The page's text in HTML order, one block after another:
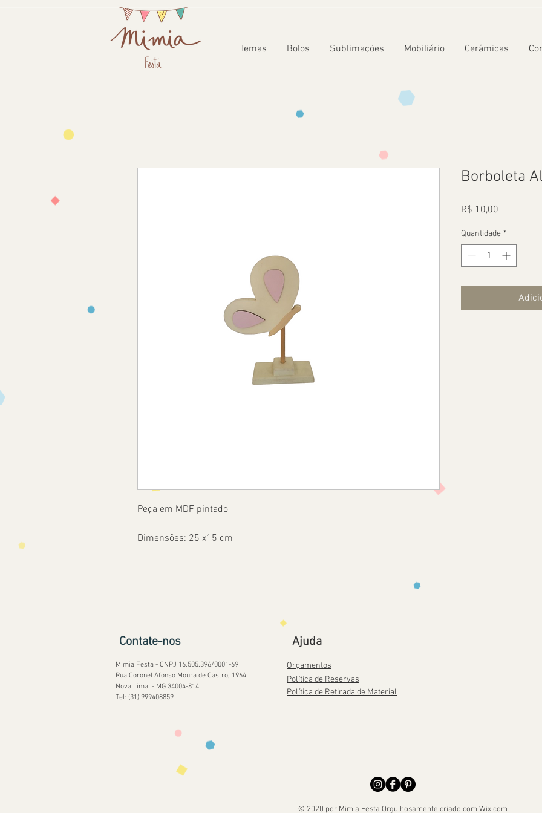
Temas Bolos Sublimações Mobiliário Cerâmicas
Peça em MDF pintado
Dimensões: 25 x15 cm
Borboleta
R$ 10,00
Quantidade *
Contate-nos
Mimia Festa - CNPJ 16.505.396/0001-69
Rua Coronel Afonso Moura de Castro, 1964
Nova Lima - MG 34004-814
Tel: (31) 999408859
Ajuda
Orçamentos
Política de Reservas
Política de Retirada de Material
© 2020 por Mimia Festa Orgulhosamente criado com Wix.com